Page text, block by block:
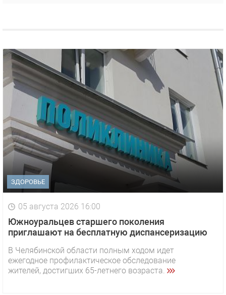
ЗДОРОВЬЕ
05 августа 2026 16:00
Южноуральцев старшего поколения
приглашают на бесплатную диспансеризацию
В Челябинской области полным ходом идет
ежегодное профилактическое обследование
жителей, достигших 65-летнего возраста.